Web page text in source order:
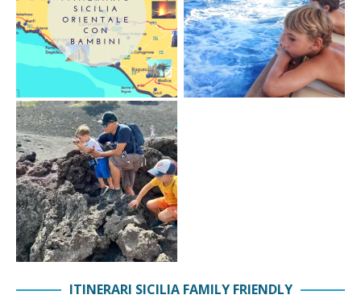
ITINERARI SICILIA FAMILY FRIENDLY